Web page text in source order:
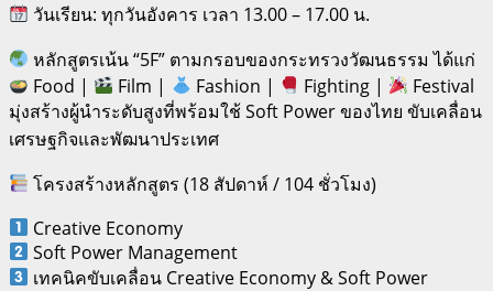
วันเรียน: ทุกวันอังคาร เวลา 13.00 – 17.00 น.
หลักสูตรเน้น “5F” ตามกรอบของกระทรวงวัฒนธรรม ได้แก่
Food |
Film | Fashion | Fighting |
Festival
มุ่งสร้างผู้นำระดับสูงที่พร้อมใช้ Soft Power ของไทย ขับเคลื่อน
เศรษฐกิจและพัฒนาประเทศ
โครงสร้างหลักสูตร (18 สัปดาห์ / 104 ชั่วโมง)
Creative Economy
Soft Power Management
เทคนิคขับเคลื่อน Creative Economy & Soft Power